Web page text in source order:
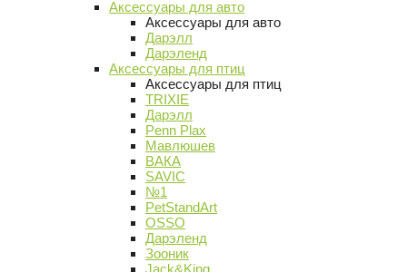
Аксессуары для авто
Аксессуары для авто
Дарэлл
Дарэленд
Аксессуары для птиц
Аксессуары для птиц
TRIXIE
Дарэлл
Penn Plax
Мавлюшев
ВАКА
SAVIC
№1
PetStandArt
OSSO
Дарэленд
Зооник
Jack&King